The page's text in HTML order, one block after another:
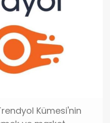
Kümesi'nin